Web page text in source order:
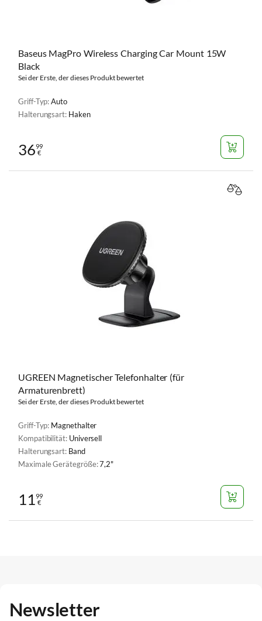
Baseus MagPro Wireless Charging Car Mount 15W
Black
Sei der Erste, der dieses Produkt bewertet
Griff-Typ:Auto
Halterungsart: Haken
3699
€
UGREEN Magnetischer Telefonhalter (für
Armaturenbrett)
Sei der Erste, der dieses Produkt bewertet
Griff-Typ: Magnethalter
Kompatibilität: Universell
Halterungsart: Band
Maximale Gerätegröße:7,2"
1199
€
Newsletter